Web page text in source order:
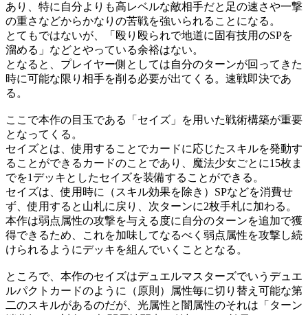
あり、特に自分よりも高レベルな敵相手だと足の速さや一撃
の重さなどからかなりの苦戦を強いられることになる。
とてもではないが、「殴り殴られで地道に固有技用のSPを
溜める」などとやっている余裕はない。
となると、プレイヤー側としては自分のターンが回ってきた
時に可能な限り相手を削る必要が出てくる。速戦即決であ
る。
ここで本作の目玉である「セイズ」を用いた戦術構築が重要
となってくる。
セイズとは、使用することでカードに応じたスキルを発動す
ることができるカードのことであり、魔法少女ごとに15枚ま
でを1デッキとしたセイズを装備することができる。
セイズは、使用時に（スキル効果を除き）SPなどを消費せ
ず、使用すると山札に戻り、次ターンに2枚手札に加わる。
本作は弱点属性の攻撃を与える度に自分のターンを追加で獲
得できるため、これを加味してなるべく弱点属性を攻撃し続
けられるようにデッキを組んでいくこととなる。
ところで、本作のセイズはデュエルマスターズでいうデュエ
ルパクトカードのように（原則）属性毎に切り替え可能な第
二のスキルがあるのだが、光属性と闇属性のそれは「ターン